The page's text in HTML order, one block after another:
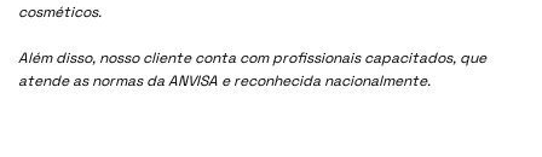
cosméticos.
Além disso, nosso cliente conta com profissionais capacitados, que
atende as normas da ANVISA e reconhecida nacionalmente.